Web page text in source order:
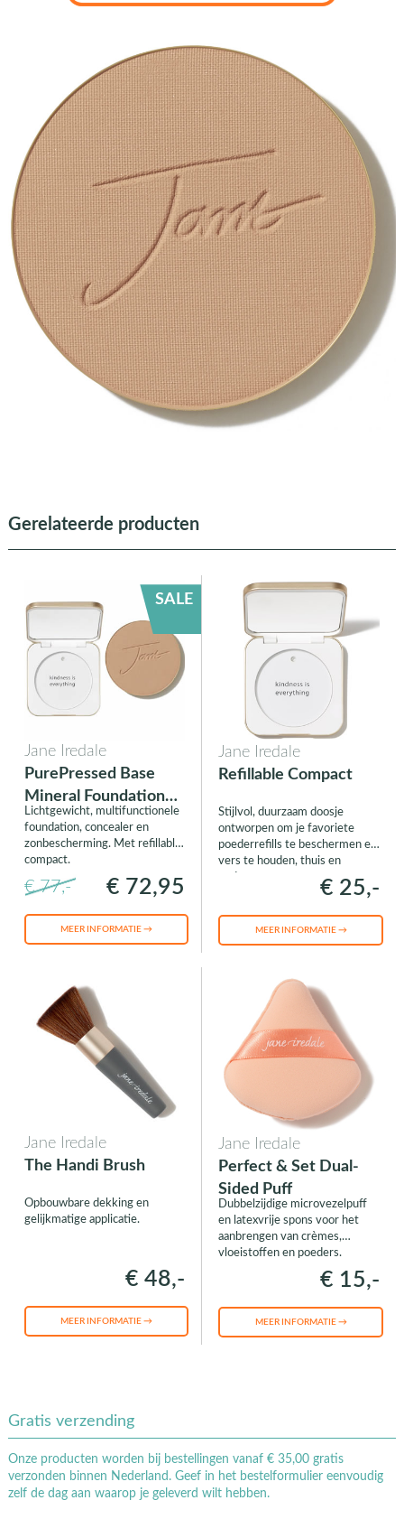
Gerelateerde producten
SALE
Jane Iredale
PurePressed Base
Mineral Foundation
met Refillable
Compact
Lichtgewicht, multifunctionele
foundation, concealer en
zonbescherming. Met refillable
compact.
€ 77,- € 72,95
MEER INFORMATIE →
Jane Iredale
Refillable Compact
Stijlvol, duurzaam doosje
ontworpen om je favoriete
poederrefills te beschermen en
vers te houden, thuis en
€ 25,-
MEER INFORMATIE →
Jane Iredale
The Handi Brush
Opbouwbare dekking en
gelijkmatige applicatie.
€ 48,-
MEER INFORMATIE →
Jane Iredale
Perfect & Set Dual-
Sided Puff
Dubbelzijdige microvezelpuff
en latexvrije spons voor het
aanbrengen van crèmes,
vloeistoffen en poeders.
€ 15,-
MEER INFORMATIE →
Gratis verzending
Onze producten worden bij bestellingen vanaf € 35,00 gratis
verzonden binnen Nederland. Geef in het bestelformulier eenvoudig
zelf de dag aan waarop je geleverd wilt hebben.